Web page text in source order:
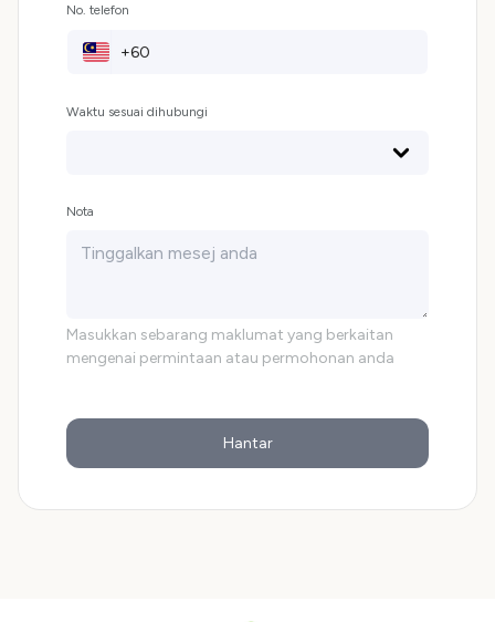
No. telefon
Waktu sesuai dihubungi
Nota
Masukkan sebarang maklumat yang berkaitan
mengenai permintaan atau permohonan anda
Hantar